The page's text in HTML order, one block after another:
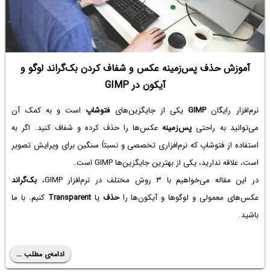
آموزش حذف پس‌زمینه عکس و شفاف کردن بک‌گراند لوگو و
آیکون در GIMP
نرم‌افزار رایگانGIMPیکی از جایگزین‌هایفتوشاپ است و به کمک آن
می‌توانید به راحتی پس‌زمینهعکس‌ها را حذف کرده و شفاف کنید. اگر به
استفاده از فتوشاپ که نرم‌افزاری تخصصی و نسبتاً سنگین برای ویرایش تصویر
است، علاقه ندارید، یکی از بهترین جایگزین‌ها GIMP است.
در این مقاله می‌خواهیم با ۳ روش مختلف در نرم‌افزار GIMP،
بک‌گراند
عکس‌های معمولی و لوگوها و آیکون‌ها راحذف یاTransparent کنیم. با ما
باشید.
ادامه‌ی مطلب ...